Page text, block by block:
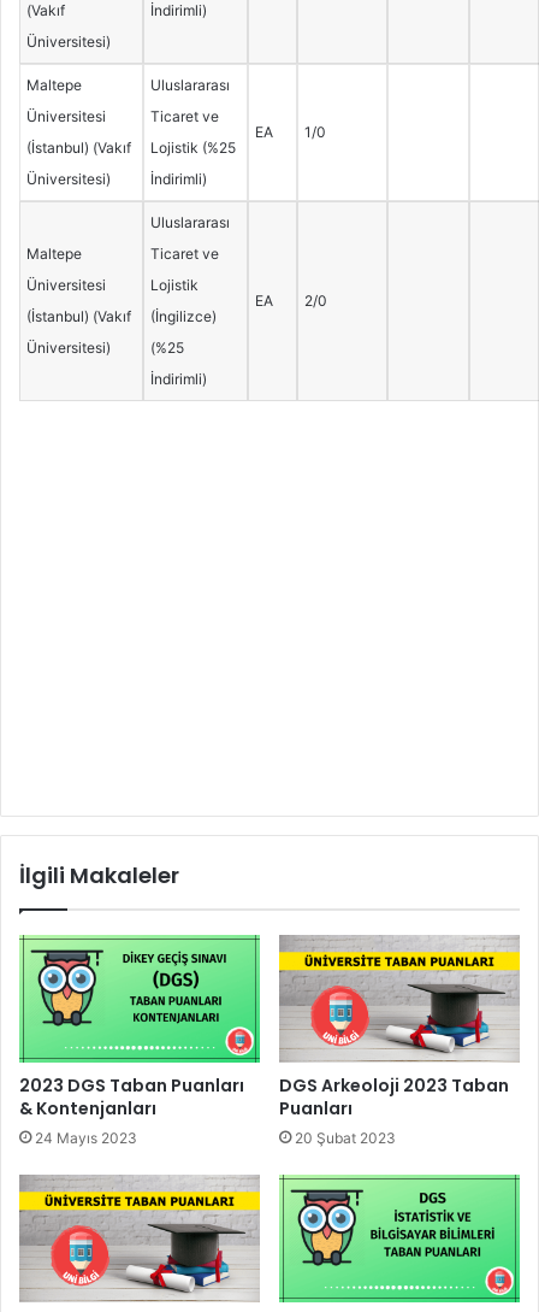
(Vakıf
Üniversitesi)
İndirimli)
Maltepe
Üniversitesi
(İstanbul) (Vakıf
Üniversitesi)
Uluslararası
Ticaret ve
Lojistik (%25
İndirimli)
EA 1/0
Maltepe
Üniversitesi
(İstanbul) (Vakıf
Üniversitesi)
Uluslararası
Ticaret ve
Lojistik
(İngilizce)
(%25
İndirimli)
EA 2/0
İlgili Makaleler
2023 DGS Taban Puanları
& Kontenjanları
24 Mayıs 2023
DGS Arkeoloji 2023 Taban
Puanları
20 Şubat 2023